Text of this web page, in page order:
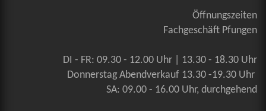
Öffnungszeiten
Fachgeschäft Pfungen
DI - FR: 09.30 - 12.00 Uhr | 13.30 - 18.30 Uhr
Donnerstag Abendverkauf 13.30 -19.30 Uhr
SA: 09.00 - 16.00 Uhr, durchgehend